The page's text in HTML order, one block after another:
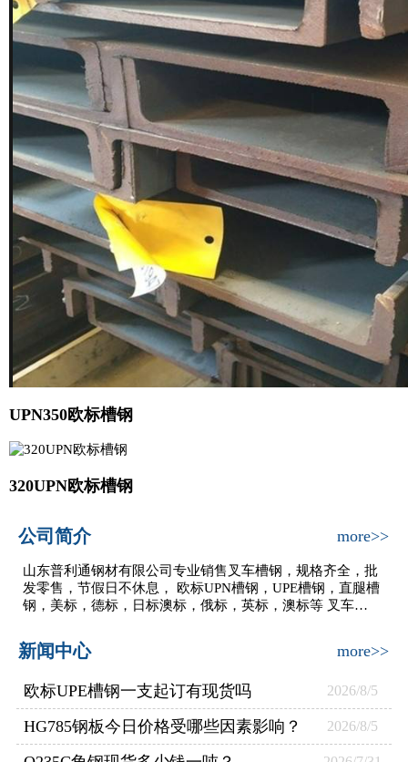
UPN350欧标槽钢
320UPN欧标槽钢
公司简介 more>>
山东普利通钢材有限公司专业销售叉车槽钢，规格齐全，批
发零售，节假日不休息， 欧标UPN槽钢，UPE槽钢，直腿槽
钢，美标，德标，日标澳标，俄标，英标，澳标等 叉车…
新闻中心 more>>
欧标UPE槽钢一支起订有现货吗 2026/8/5
HG785钢板今日价格受哪些因素影响？ 2026/8/5